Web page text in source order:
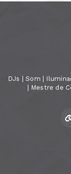
DJs | Som |
| Mestre de